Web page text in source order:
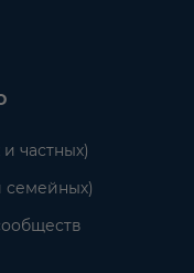
частных)
семейных)